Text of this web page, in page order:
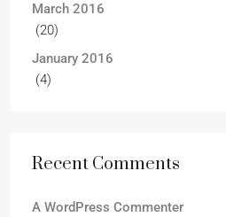
March 2016
(20)
January 2016
(4)
Recent Comments
A WordPress Commenter